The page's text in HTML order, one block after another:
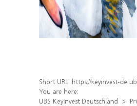
Short URL: https://keyinvest-de.ubs.com/produkt/detail/
You are here:
UBS KeyInvest Deutschland